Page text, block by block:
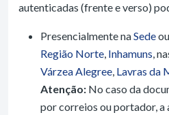
autenticadas (frente e verso)
Presencialmente naSedeou
Região Norte, Inhamuns,
Várzea Alegree, Lavras da
Atenção: No caso da
por correios ou portador,